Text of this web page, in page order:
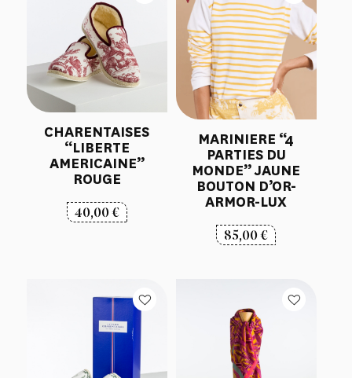
CHARENTAISES
“LIBERTE
AMERICAINE”
ROUGE
40,00€
MARINIERE “4
PARTIES DU
MONDE” JAUNE
BOUTON D’OR-
ARMOR-LUX
85,00€